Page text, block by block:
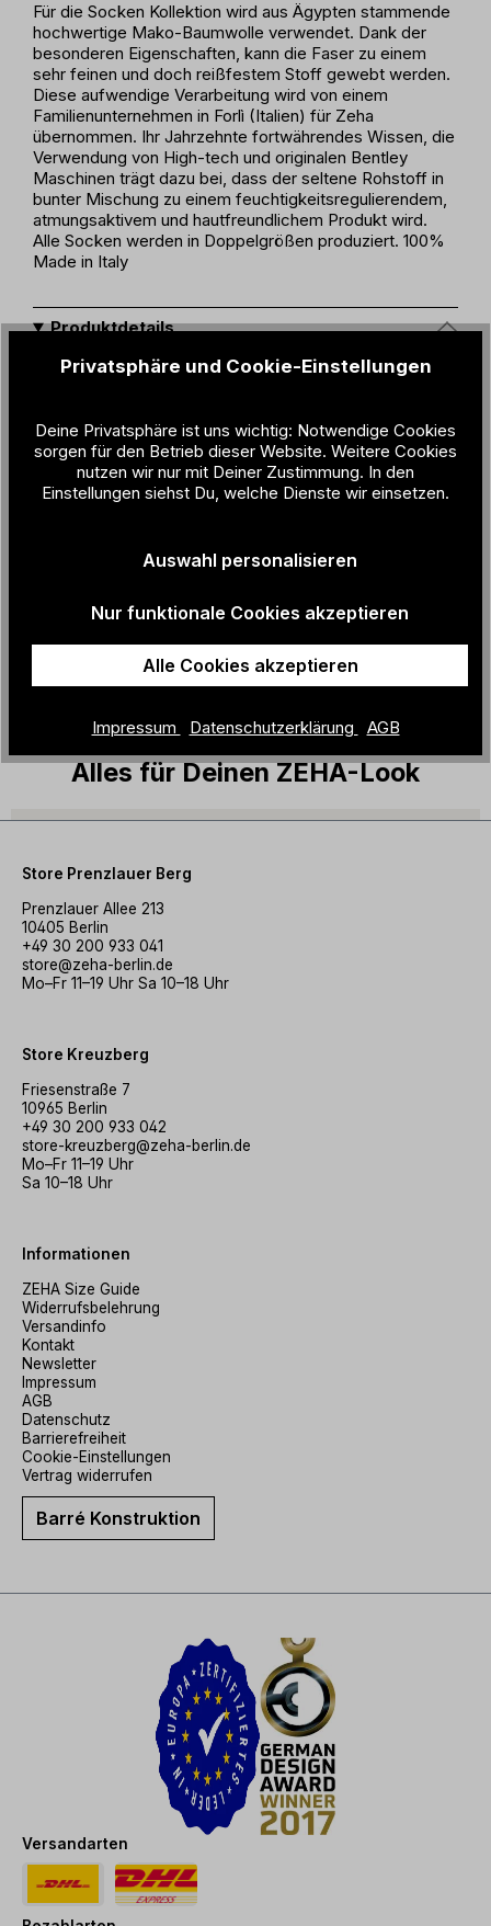
Für die Socken Kollektion wird aus Ägypten stammende
hochwertige Mako-Baumwolle verwendet. Dank der
besonderen Eigenschaften, kann die Faser zu einem
sehr feinen und doch reißfestem Stoff gewebt werden.
Diese aufwendige Verarbeitung wird von einem
Familienunternehmen in Forlì (Italien) für Zeha
übernommen. Ihr Jahrzehnte fortwährendes Wissen, die
Verwendung von High-tech und originalen Bentley
Maschinen trägt dazu bei, dass der seltene Rohstoff in
bunter Mischung zu einem feuchtigkeitsregulierendem,
atmungsaktivem und hautfreundlichem Produkt wird.
Alle Socken werden in Doppelgrößen produziert. 100%
Made in Italy
Produktdetails
Geschlec
Unisex
Material:
68% Makó Cotton / 12% Cashmere /
18% Polyamide / 2% Elastane
Muster:
geteilt
ngsland:
Material + Pflege
Alles für Deinen ZEHA-Look
Store Prenzlauer Berg
Prenzlauer Allee 213
10405 Berlin
+49 30 200 933 041
store@zeha-berlin.de
Mo–Fr 11–19 Uhr Sa 10–18 Uhr
Store Kreuzberg
Friesenstraße 7
10965 Berlin
+49 30 200 933 042
store-kreuzberg@zeha-berlin.de
Mo–Fr 11–19 Uhr
Sa 10–18 Uhr
Informationen
ZEHA Size Guide
Widerrufsbelehrung
Versandinfo
Kontakt
Newsletter
Impressum
AGB
Datenschutz
Barrierefreiheit
Cookie-Einstellungen
Vertrag widerrufen
Barré Konstruktion
Versandarten
Privatsphäre und Cookie-Einstellungen
Deine Privatsphäre ist uns wichtig: Notwendige Cookies
sorgen für den Betrieb dieser Website. Weitere Cookies
nutzen wir nur mit Deiner Zustimmung. In den
Einstellungen siehst Du, welche Dienste wir einsetzen.
Auswahl personalisieren
Nur funktionale Cookies akzeptieren
Alle Cookies akzeptieren
Impressum Datenschutzerklärung AGB